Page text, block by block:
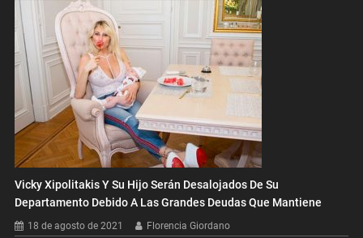
Vicky Xipolitakis Y Su Hijo Serán Desalojados De Su
Departamento Debido A Las Grandes Deudas Que Mantiene
18 de agosto de 2021 Florencia Giordano